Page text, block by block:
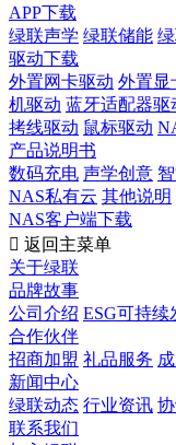
APP下载
绿联声学 绿联储能
驱动下载
外置网卡驱动 外置显
机驱动 蓝牙适配器驱
拷线驱动 鼠标驱动
产品说明书
数码充电 声学创意
NAS私有云 其他说明
NAS客户端下载
 返回主菜单
关于绿联
品牌故事
公司介绍 ESG可持续
合作伙伴
招商加盟 礼品服务
新闻中心
绿联动态 行业资讯
联系我们